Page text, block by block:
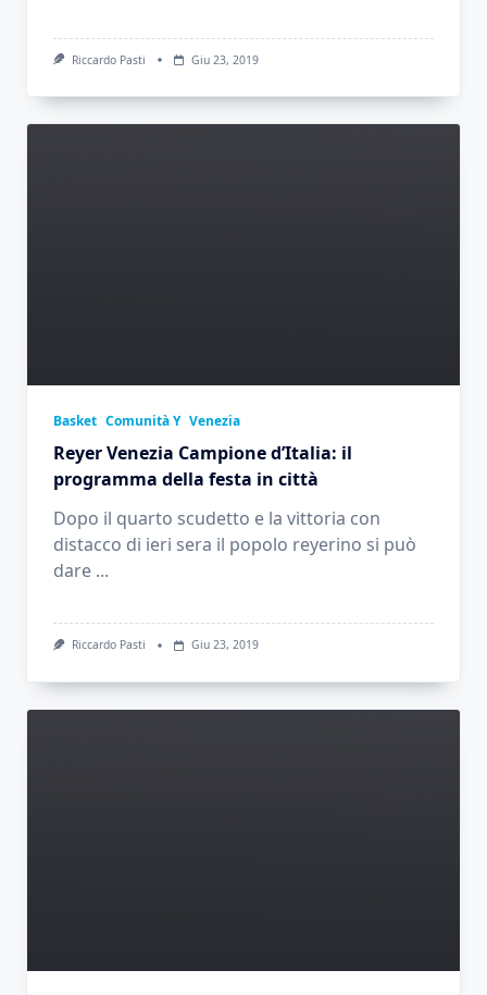
Riccardo Pasti Giu 23, 2019
Basket Comunità Y Venezia
Reyer Venezia Campione d’Italia: il
programma della festa in città
Dopo il quarto scudetto e la vittoria con
distacco di ieri sera il popolo reyerino si può
dare ...
Riccardo Pasti Giu 23, 2019